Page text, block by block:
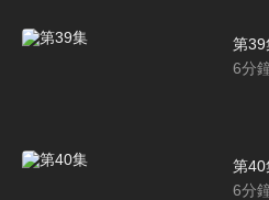
第39
6分
第40
6分